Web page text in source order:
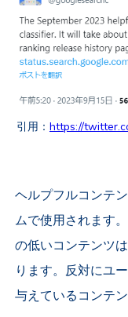
引用： https://
ヘルプフルコンテ
ムで使用されます
の低いコンテンツ
ります。反対にユ
与えているコンテ